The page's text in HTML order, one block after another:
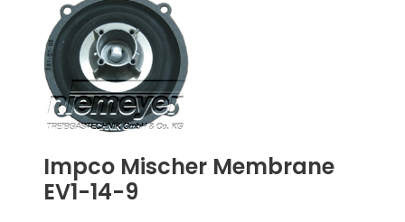
Impco Mischer Membrane
EV1-14-9